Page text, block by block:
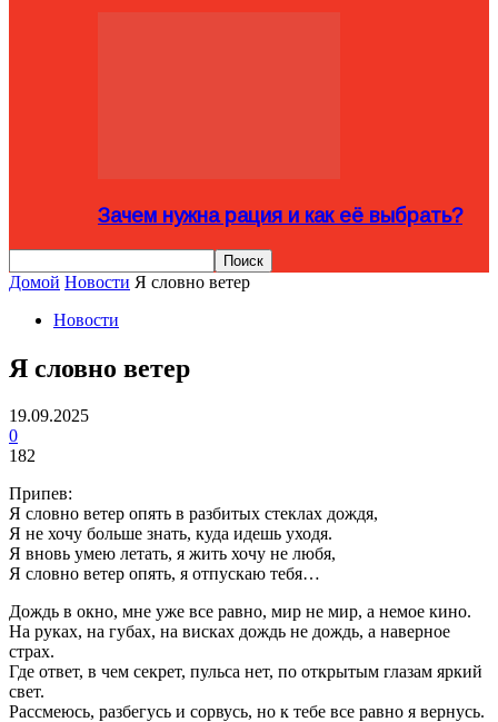
Зачем нужна рация и как её выбрать?
Домой Новости Я словно ветер
Новости
Я словно ветер
19.09.2025
0
182
Припев:
Я словно ветер опять в разбитых стеклах дождя,
Я не хочу больше знать, куда идешь уходя.
Я вновь умею летать, я жить хочу не любя,
Я словно ветер опять, я отпускаю тебя…
Дождь в окно, мне уже все равно, мир не мир, а немое кино.
На руках, на губах, на висках дождь не дождь, а наверное
страх.
Где ответ, в чем секрет, пульса нет, по открытым глазам яркий
свет.
Рассмеюсь, разбегусь и сорвусь, но к тебе все равно я вернусь.